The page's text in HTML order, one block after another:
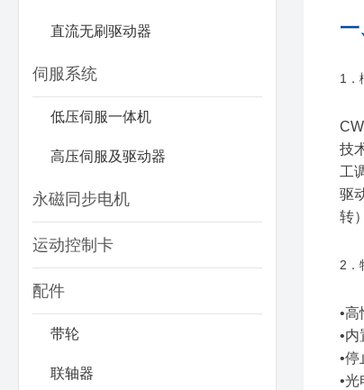
直流无刷驱动器
伺服系统
低压伺服一体机
高压伺服及驱动器
永磁同步电机
运动控制卡
配件
带轮
联轴器
1．
技
工
驱
转
2．
•
•
•
•